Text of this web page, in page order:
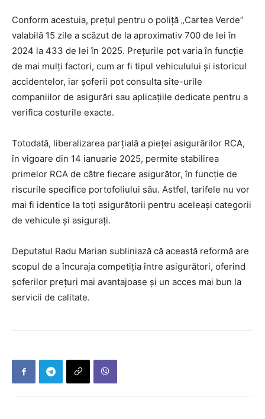
Conform acestuia, prețul pentru o poliță „Cartea Verde”
valabilă 15 zile a scăzut de la aproximativ 700 de lei în
2024 la 433 de lei în 2025. Prețurile pot varia în funcție
de mai mulți factori, cum ar fi tipul vehiculului și istoricul
accidentelor, iar șoferii pot consulta site-urile
companiilor de asigurări sau aplicațiile dedicate pentru a
verifica costurile exacte.
Totodată, liberalizarea parțială a pieței asigurărilor RCA,
în vigoare din 14 ianuarie 2025, permite stabilirea
primelor RCA de către fiecare asigurător, în funcție de
riscurile specifice portofoliului său. Astfel, tarifele nu vor
mai fi identice la toți asigurătorii pentru aceleași categorii
de vehicule și asigurați.
Deputatul Radu Marian subliniază că această reformă are
scopul de a încuraja competiția între asigurători, oferind
șoferilor prețuri mai avantajoase și un acces mai bun la
servicii de calitate.